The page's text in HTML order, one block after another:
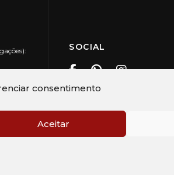
consentimento
Aceitar
SOCIAL